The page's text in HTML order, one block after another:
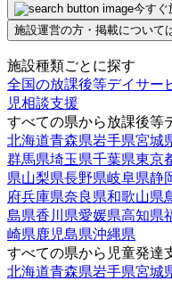
今すぐ
施設運営の方・掲載について
施設種類ごとに探す
全国の放課後等デイサー
児相談支援
すべての県から放課後等
北海道青森県岩手県宮城
群馬県埼玉県千葉県東京
県山梨県長野県岐阜県静
府兵庫県奈良県和歌山県
島県香川県愛媛県高知県
崎県鹿児島県沖縄県
すべての県から児童発達
北海道青森県岩手県宮城